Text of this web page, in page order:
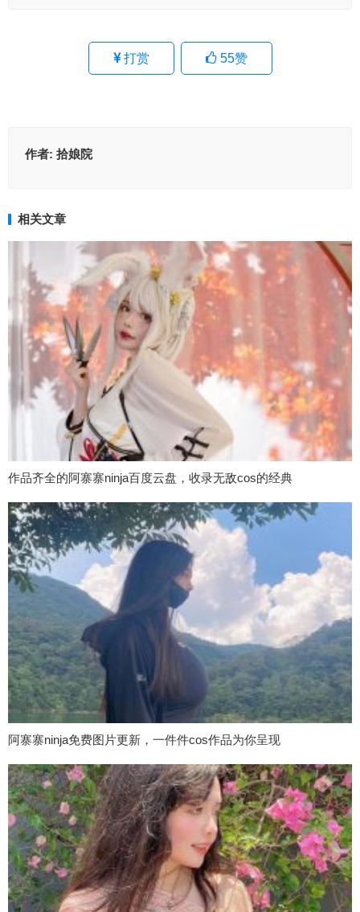
打赏 55赞
作者: 拾娘院
相关文章
作品齐全的阿寨寨ninja百度云盘，收录无敌cos的经典
阿寨寨ninja免费图片更新，一件件cos作品为你呈现